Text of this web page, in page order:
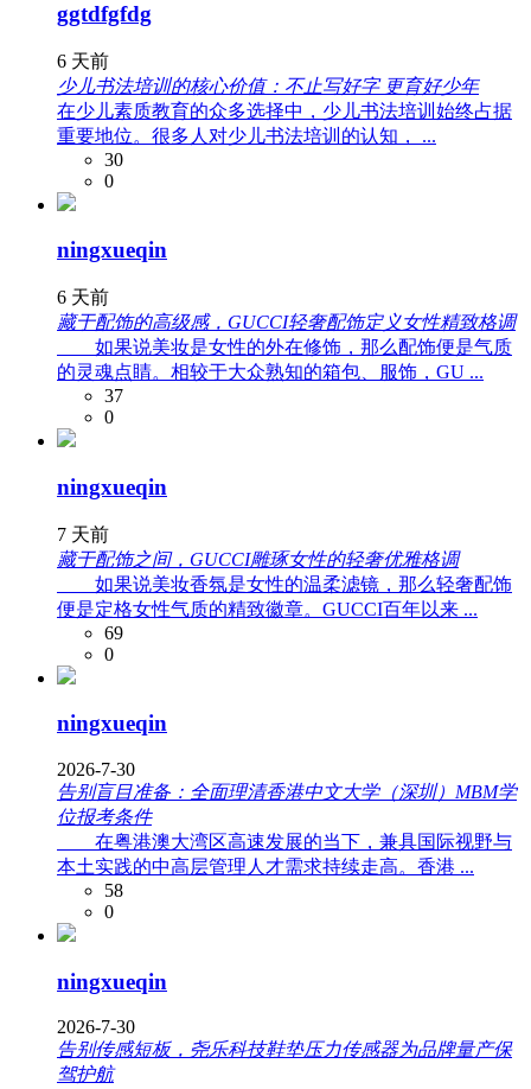
ggtdfgfdg
6 天前
少儿书法培训的核心价值：不止写好字 更育好少年
在少儿素质教育的众多选择中，少儿书法培训始终占据
重要地位。很多人对少儿书法培训的认知， ...
30
0
ningxueqin
6 天前
藏于配饰的高级感，GUCCI轻奢配饰定义女性精致格调
如果说美妆是女性的外在修饰，那么配饰便是气质
的灵魂点睛。相较于大众熟知的箱包、服饰，GU ...
37
0
ningxueqin
7 天前
藏于配饰之间，GUCCI雕琢女性的轻奢优雅格调
如果说美妆香氛是女性的温柔滤镜，那么轻奢配饰
便是定格女性气质的精致徽章。GUCCI百年以来 ...
69
0
ningxueqin
2026-7-30
告别盲目准备：全面理清香港中文大学（深圳）MBM学
位报考条件
在粤港澳大湾区高速发展的当下，兼具国际视野与
本土实践的中高层管理人才需求持续走高。香港 ...
58
0
ningxueqin
2026-7-30
告别传感短板，尧乐科技鞋垫压力传感器为品牌量产保
驾护航